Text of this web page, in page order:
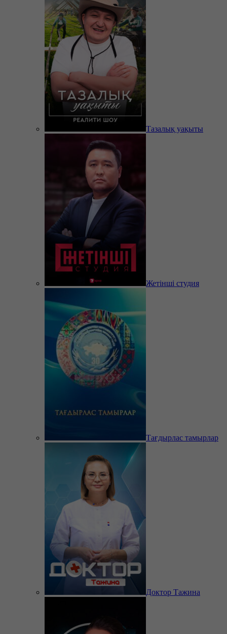
Тазалық уақыты
Жетінші студия
Тағдырлас тамырлар
Доктор Тажина